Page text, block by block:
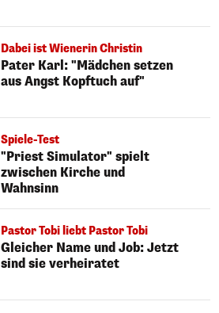
Dabei ist Wienerin Christin
Pater Karl: "Mädchen setzen
aus Angst Kopftuch auf"
Spiele-Test
"Priest Simulator" spielt
zwischen Kirche und
Wahnsinn
Pastor Tobi liebt Pastor Tobi
Gleicher Name und Job: Jetzt
sind sie verheiratet